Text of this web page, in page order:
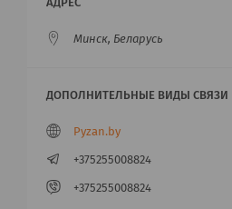
Минск, Беларусь
Pyzan.by
+375255008824
+375255008824